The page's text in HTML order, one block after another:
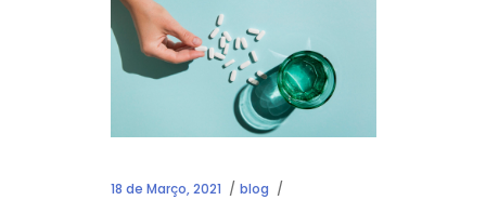
18 de Março, 2021
blog